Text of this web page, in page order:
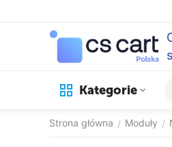
Kategorie
Strona główna / Moduły /